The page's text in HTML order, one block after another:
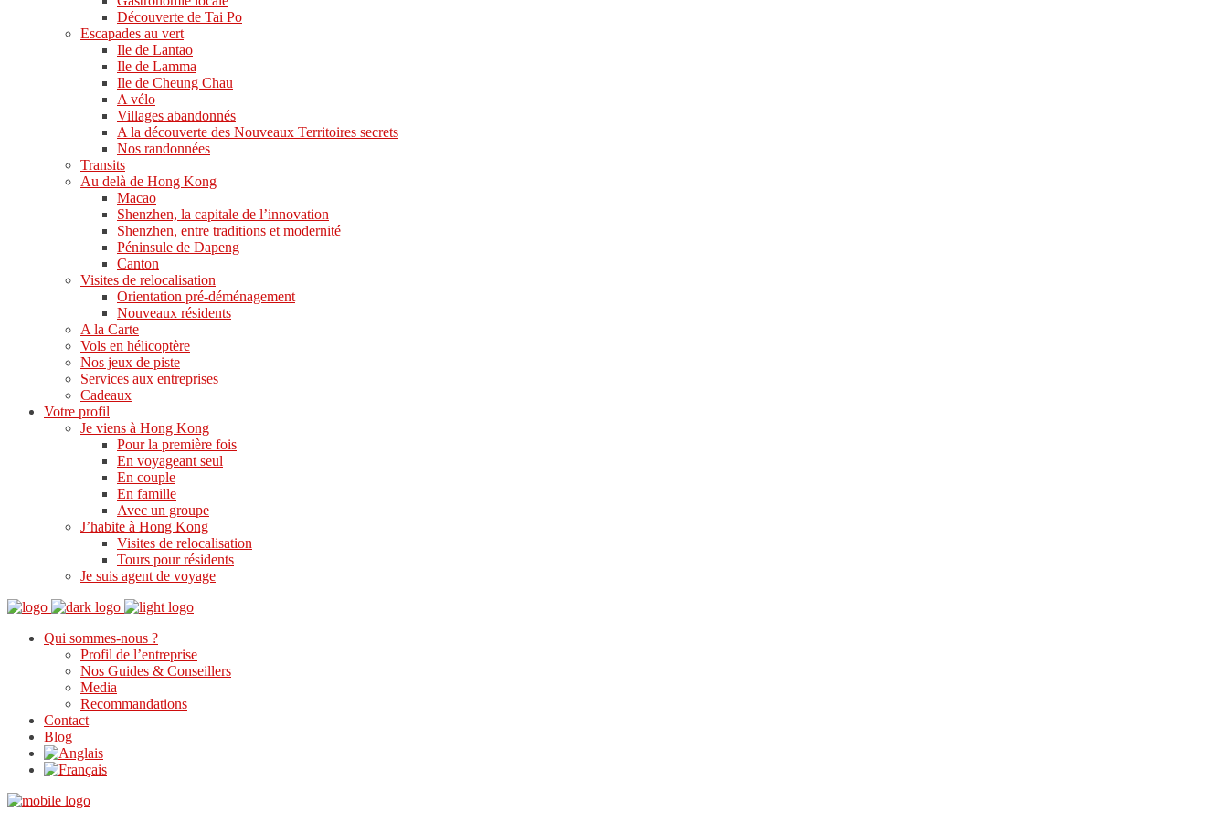
Découverte de Tai Po
Escapades au vert
Ile de Lantao
Ile de Lamma
Ile de Cheung Chau
A vélo
Villages abandonnés
A la découverte des Nouveaux Territoires secrets
Nos randonnées
Transits
Au delà de Hong Kong
Macao
Shenzhen, la capitale de l’innovation
Shenzhen, entre traditions et modernité
Péninsule de Dapeng
Canton
Visites de relocalisation
Orientation pré-déménagement
Nouveaux résidents
A la Carte
Vols en hélicoptère
Nos jeux de piste
Services aux entreprises
Cadeaux
Votre profil
Je viens à Hong Kong
Pour la première fois
En voyageant seul
En couple
En famille
Avec un groupe
J’habite à Hong Kong
Visites de relocalisation
Tours pour résidents
Je suis agent de voyage
Qui sommes-nous ?
Profil de l’entreprise
Nos Guides & Conseillers
Media
Recommandations
Contact
Blog